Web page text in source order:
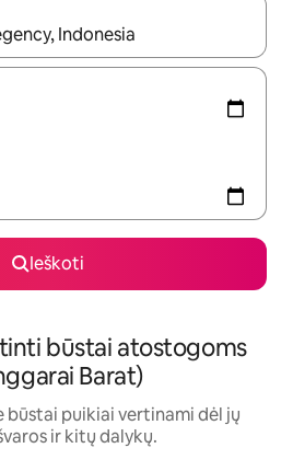
rezultatai, juos naršyti galite
Ieškoti
būstai atostogoms
Barat)
būstai puikiai vertinami dėl jų
ir kitų dalykų.